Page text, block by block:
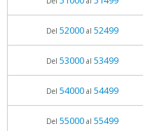
Del 52000al 52499
Del 53000al 53499
Del 54000al 54499
Del 55000al 55499